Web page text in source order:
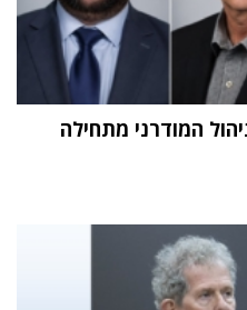
המודרני מתחילה